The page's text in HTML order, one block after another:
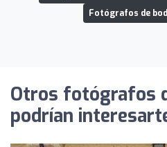
Fotógrafos de
Otros fotógrafos
podrían